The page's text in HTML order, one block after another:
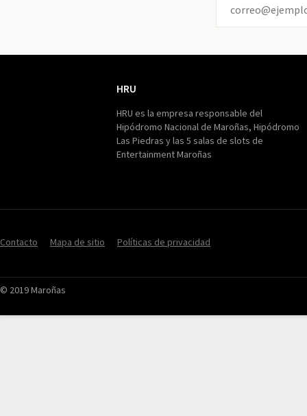
HRU
HRU es la empresa responsable del
Hipódromo Nacional de Maroñas, Hipódromo
Las Piedras y las 5 salas de slots de
Entertainment Maroñas
Contacto Mapa de sitio Políticas de privacidad
© 2019 Maroñas